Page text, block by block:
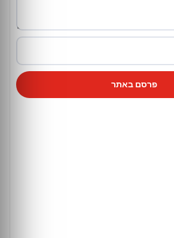
פרסם באתר